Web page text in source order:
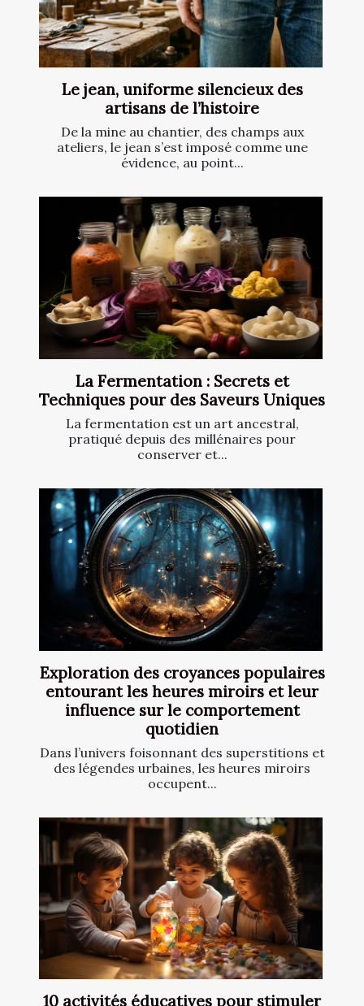
Le jean, uniforme silencieux des
artisans de l’histoire
De la mine au chantier, des champs aux
ateliers, le jean s’est imposé comme une
évidence, au point...
La Fermentation : Secrets et
Techniques pour des Saveurs Uniques
La fermentation est un art ancestral,
pratiqué depuis des millénaires pour
conserver et...
Exploration des croyances populaires
entourant les heures miroirs et leur
influence sur le comportement
quotidien
Dans l’univers foisonnant des superstitions et
des légendes urbaines, les heures miroirs
occupent...
10 activités éducatives pour stimuler